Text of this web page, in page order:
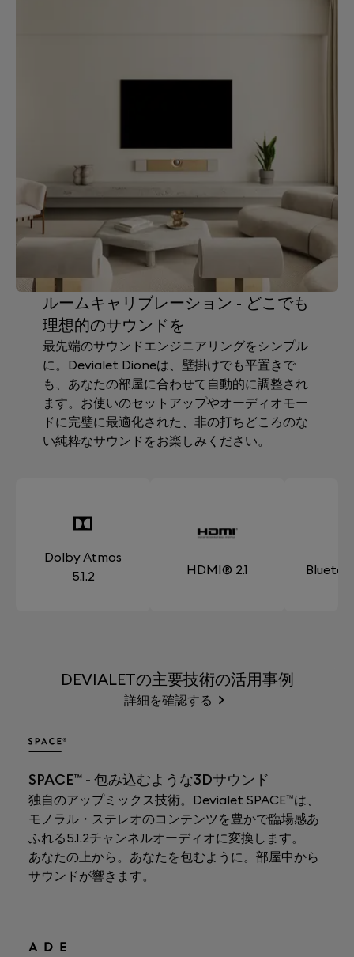
ルームキャリブレーション - どこでも
理想的のサウンドを
最先端のサウンドエンジニアリングをシンプル
に。Devialet Dioneは、壁掛けでも平置きで
も、あなたの部屋に合わせて自動的に調整され
ます。お使いのセットアップやオーディオモー
ドに完璧に最適化された、非の打ちどころのな
い純粋なサウンドをお楽しみください。
Dolby Atmos
5.1.2
HDMI® 2.1
DEVIALETの主要技術の活用事例
詳細を確認する
SPACE™ - 包み込むような3Dサウンド
独自のアップミックス技術。Devialet SPACE™は、
モノラル・ステレオのコンテンツを豊かで臨場感あ
ふれる5.1.2チャンネルオーディオに変換します。
あなたの上から。あなたを包むように。部屋中から
サウンドが響きます。